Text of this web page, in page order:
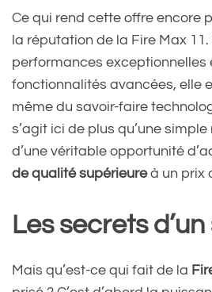
Ce qui rend cette offre encore
la réputation de la Fire Max
performances exceptionnelles
fonctionnalités avancées, elle
même du savoir-faire
s’agit ici de plus qu’une
d’une véritable opportunité
de qualité supérieureà un prix
Les secrets
Mais qu’est-ce qui fait de la